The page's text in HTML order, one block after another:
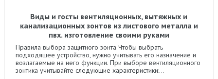
Виды и госты вентиляционных, вытяжных и
канализационных зонтов из листового металла и
пвх. изготовление своими руками
Правила выбора защитного зонта Чтобы выбрать
подходящее устройство, нужно учитывать его назначение и
возлагаемые на него функции. При выборе вентиляционного
зонтика учитывайте следующие характеристики:...